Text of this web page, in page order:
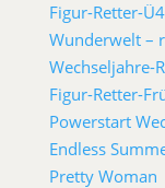
Figur-Retter-
Wunderwelt –
Wechseljahre-
Figur-Retter-
Powerstart
Endless
Pretty Woman